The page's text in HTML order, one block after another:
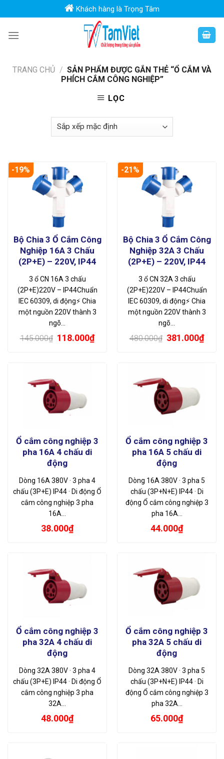
to
content
Khách hàng là Trọng Tâm
TRANG CHỦ / SẢN PHẨM ĐƯỢC GẮN THẺ “Ổ CẮM VÀ
PHÍCH CẮM CÔNG NGHIỆP”
LỌC
-19%
Bộ Chia 3 Ổ Cắm Công
Nghiệp 16A 3 Chấu
(2P+E) – 220V, IP44
3 ổ CN 16A 3 chấu
(2P+E)220V – IP44Chuẩn
IEC 60309, di động⚡ Chia
một nguồn 220V thành 3
ngõ…
145.000₫ Giá
118.000₫Giá
-21%
Bộ Chia 3 Ổ Cắm Công
Nghiệp 32A 3 Chấu
(2P+E) – 220V, IP44
3 ổ CN 32A 3 chấu
(2P+E)220V – IP44Chuẩn
IEC 60309, di động⚡ Chia
một nguồn 220V thành 3
ngõ…
480.000₫ Giá
381.000₫Giá
Ổ cắm công nghiệp 3
pha 16A 4 chấu di
động
Dòng 16A 380V · 3 pha 4
chấu (3P+E) IP44 · Di động Ổ
cắm công nghiệp 3 pha
16A…
38.000₫
Ổ cắm công nghiệp 3
pha 16A 5 chấu di
động
Dòng 16A 380V · 3 pha 5
chấu (3P+N+E) IP44 · Di
động Ổ cắm công nghiệp 3
pha 16A…
44.000₫
Ổ cắm công nghiệp 3
pha 32A 4 chấu di
động
Dòng 32A 380V · 3 pha 4
chấu (3P+E) IP44 · Di động Ổ
cắm công nghiệp 3 pha
32A…
48.000₫
Ổ cắm công nghiệp 3
pha 32A 5 chấu di
động
Dòng 32A 380V · 3 pha 5
chấu (3P+N+E) IP44 · Di
động Ổ cắm công nghiệp 3
pha 32A…
65.000₫